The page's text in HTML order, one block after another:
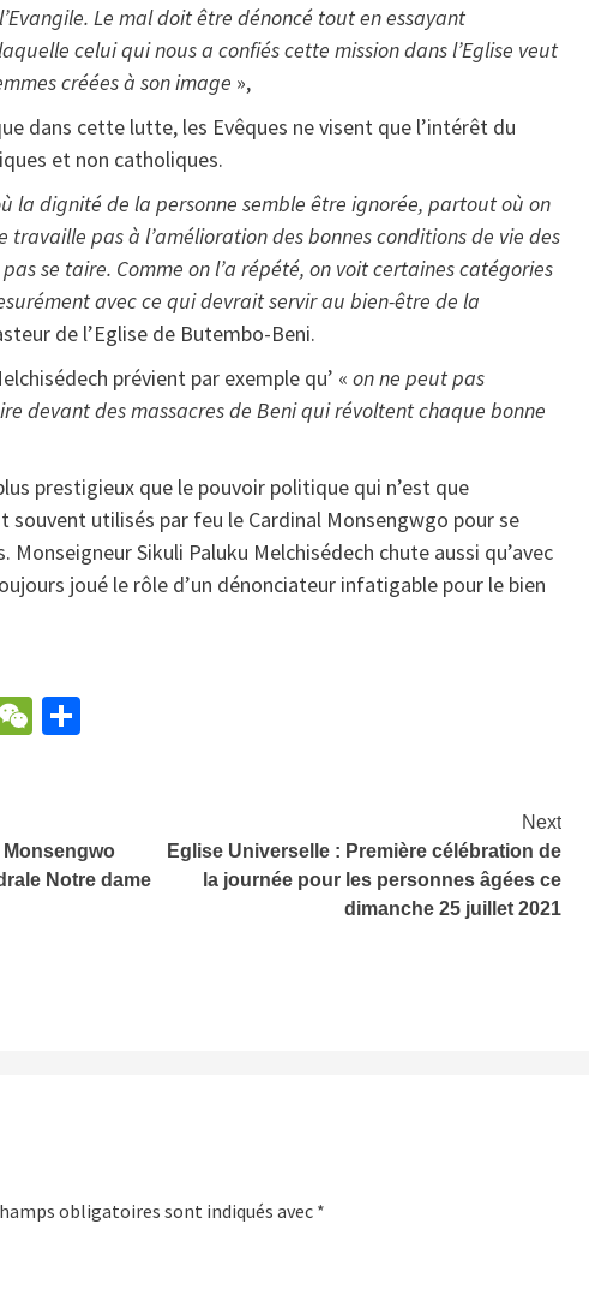
Le mal doit être dénoncé tout en essayant
celui qui nous a confiés cette mission dans l’Eglise veut
créées à son image »,
dans cette lutte, les Evêques ne visent que l’intérêt du
et non catholiques.
la dignité de la personne semble être ignorée, partout où on
pas à l’amélioration des bonnes conditions de vie des
se taire. Comme on l’a répété, on voit certaines catégories
avec ce qui devrait servir au bien-être de la
de l’Eglise de Butembo-Beni.
prévient par exemple qu’ «on ne peut pas
devant des massacres de Beni qui révoltent chaque bonne
prestigieux que le pouvoir politique qui n’est que
souvent utilisés par feu le Cardinal Monsengwgo pour se
Sikuli Paluku Melchisédech chute aussi qu’avec
joué le rôle d’un dénonciateur infatigable pour le bien
WeChat
Monsengwo
Notre dame
Next
Eglise Universelle : Première célébration de
la journée pour les personnes âgées ce
dimanche 25 juillet 2021
obligatoires sont indiqués avec *